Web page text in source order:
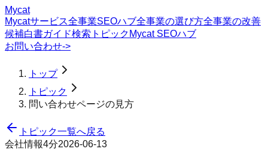
Mycat
Mycatサービス全事業SEOハブ全事業の選び方全事業の改善
候補白書ガイド検索トピック Mycat SEOハブ
お問い合わせ->
トップ
トピック
問い合わせページの見方
トピック一覧へ戻る
会社情報4分2026-06-13